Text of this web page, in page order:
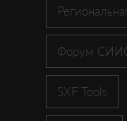
Форум
SXF Tools